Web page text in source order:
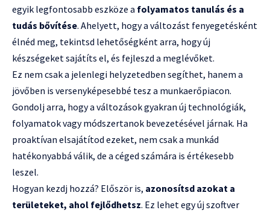
egyik legfontosabb eszköze a folyamatos tanulás és a
tudás bővítése. Ahelyett, hogy a változást fenyegetésként
élnéd meg, tekintsd lehetőségként arra, hogy új
készségeket sajátíts el, és fejleszd a meglévőket.
Ez nem csak a jelenlegi helyzetedben segíthet, hanem a
jövőben is versenyképesebbé tesz a munkaerőpiacon.
Gondolj arra, hogy a változások gyakran új technológiák,
folyamatok vagy módszertanok bevezetésével járnak. Ha
proaktívan elsajátítod ezeket, nem csak a munkád
hatékonyabbá válik, de a céged számára is értékesebb
leszel.
Hogyan kezdj hozzá? Először is, azonosítsd azokat a
területeket, ahol fejlődhetsz. Ez lehet egy új szoftver